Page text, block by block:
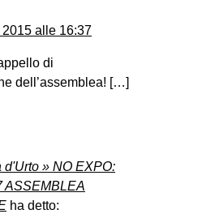
alle 16:37
di
dell’assemblea! […]
d'Urto » NO EXPO:
ASSEMBLEA
ha detto: